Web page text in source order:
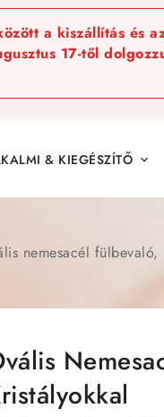
a kiszállítás és
17-től
& KIEGÉSZÍTŐ 
nemesacél fülbevaló,